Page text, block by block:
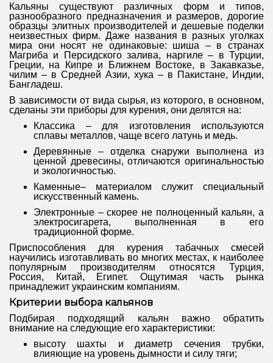
Кальяны существуют различных форм и типов,
разнообразного предназначения и размеров, дорогие
образцы элитных производителей и дешевые поделки
неизвестных фирм. Даже названия в разных уголках
мира они носят не одинаковые: шиша – в странах
Магриба и Персидского залива, наргиле – в Турции,
Греции, на Кипре и Ближнем Востоке, в Закавказье,
чилим – в Средней Азии, хука – в Пакистане, Индии,
Бангладеш.
В зависимости от вида сырья, из которого, в основном,
сделаны эти приборы для курения, они делятся на:
Классика – для изготовления используются
сплавы металлов, чаще всего латунь и медь.
Деревянные – отделка снаружи выполнена из
ценной древесины, отличаются оригинальностью
и экологичностью.
Каменные– материалом служит специальный
искусственный камень.
Электронные – скорее не полноценный кальян, а
электросигарета, выполненная в его
традиционной форме.
Приспособления для курения табачных смесей
научились изготавливать во многих местах, к наиболее
популярным производителям относятся Турция,
Россия, Китай, Египет. Ощутимая часть рынка
принадлежит украинским компаниям.
Критерии выбора кальянов
Подбирая подходящий кальян важно обратить
внимание на следующие его характеристики:
высоту шахты и диаметр сечения трубки,
влияющие на уровень дымности и силу тяги;